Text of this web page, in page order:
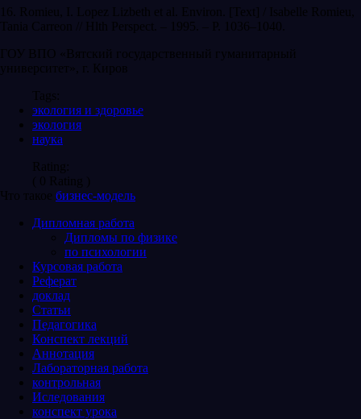
16. Romieu, I. Lopez Lizbeth et al. Environ. [Text] / Isabelle Romieu,
Tania Carreon // Hlth Perspect. – 1995. – P. 1036–1040.
ГОУ ВПО «Вятский государственный гуманитарный
университет», г. Киров
Tags:
экология и здоровье
экология
наука
Rating:
( 0 Rating )
Что такое бизнес-модель
Дипломная работа
Дипломы по физике
по психологии
Курсовая работа
Реферат
доклад
Статьи
Педагогика
Конспект лекций
Аннотация
Лабораторная работа
контрольная
Иследования
конспект урока